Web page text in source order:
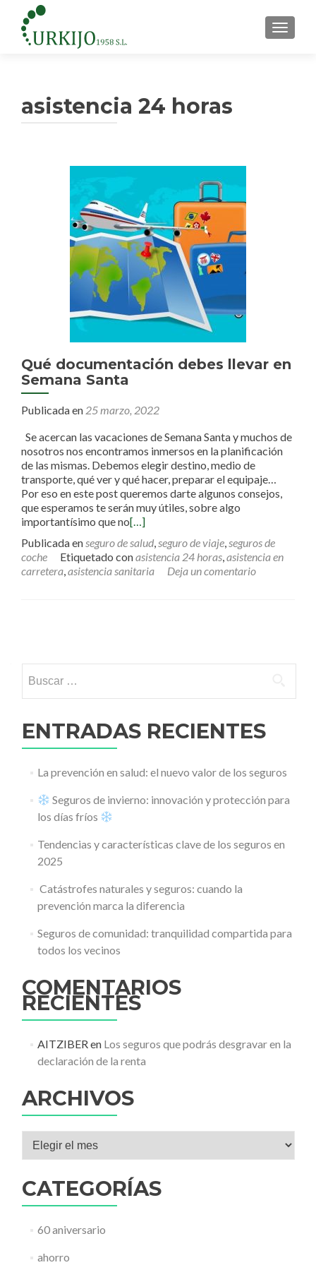
asistencia 24 horas
Qué documentación debes llevar en
Semana Santa
Publicada en 25 marzo, 2022
Se acercan las vacaciones de Semana Santa y muchos de
nosotros nos encontramos inmersos en la planificación
de las mismas. Debemos elegir destino, medio de
transporte, qué ver y qué hacer, preparar el equipaje…
Por eso en este post queremos darte algunos consejos,
que esperamos te serán muy útiles, sobre algo
importantísimo que no[…]
Publicada enseguro de salud,seguro de viaje,seguros de
coche
Etiquetado conasistencia 24 horas,asistencia en
carretera,asistencia sanitaria Deja un comentario
ENTRADAS RECIENTES
La prevención en salud: el nuevo valor de los seguros
Seguros de invierno: innovación y protección para
los días fríos
Tendencias y características clave de los seguros en
2025
️ Catástrofes naturales y seguros: cuando la
prevención marca la diferencia
Seguros de comunidad: tranquilidad compartida para
todos los vecinos
COMENTARIOS
RECIENTES
AITZIBERen Los seguros que podrás desgravar en la
declaración de la renta
ARCHIVOS
Archivos
CATEGORÍAS
60 aniversario
ahorro